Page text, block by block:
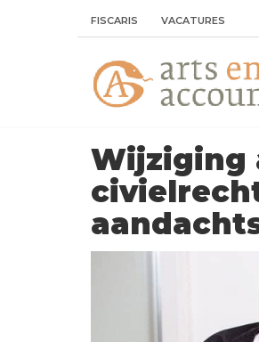
FISCARIS VACATURES
Wijziging